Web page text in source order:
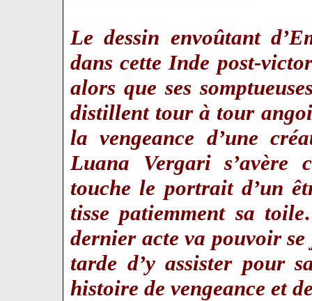
Le dessin envoûtant
dans cette Inde post-
alors que ses
distillent tour à tour
la vengeance d’une
Luana Vergari s’avère
touche le portrait d’un
tisse patiemment sa
dernier acte va pouvoir
tarde d’y assister pour
histoire de vengeance et